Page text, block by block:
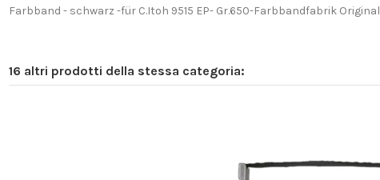
Farbband - schwarz -für C.Itoh 9515 EP- Gr.650-Farbbandfabrik Original
16 altri prodotti della stessa categoria: